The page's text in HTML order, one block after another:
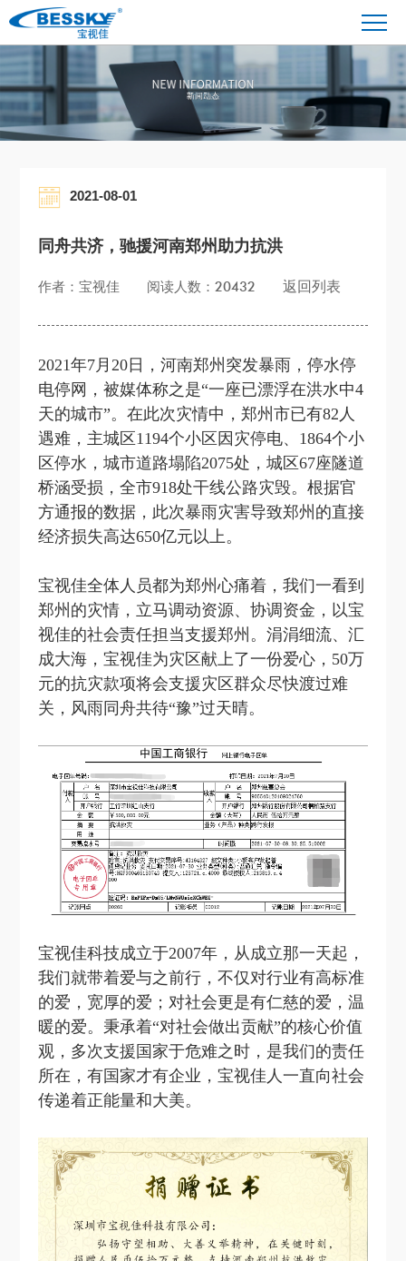
2021-08-01
同舟共济，驰援河南郑州助力抗洪
作者：宝视佳 阅读人数：20432 返回列表
2021年7月20日，河南郑州突发暴雨，停水停
电停网，被媒体称之是“一座已漂浮在洪水中4
天的城市”。在此次灾情中，郑州市已有82人
遇难，主城区1194个小区因灾停电、1864个小
区停水，城市道路塌陷2075处，城区67座隧道
桥涵受损，全市918处干线公路灾毁。根据官
方通报的数据，此次暴雨灾害导致郑州的直接
经济损失高达650亿元以上。
宝视佳全体人员都为郑州心痛着，我们一看到
郑州的灾情，立马调动资源、协调资金，以宝
视佳的社会责任担当支援郑州。涓涓细流、汇
成大海，宝视佳为灾区献上了一份爱心，50万
元的抗灾款项将会支援灾区群众尽快渡过难
关，风雨同舟共待“豫”过天晴。
宝视佳科技成立于2007年，从成立那一天起，
我们就带着爱与之前行，不仅对行业有高标准
的爱，宽厚的爱；对社会更是有仁慈的爱，温
暖的爱。秉承着“对社会做出贡献”的核心价值
观，多次支援国家于危难之时，是我们的责任
所在，有国家才有企业，宝视佳人一直向社会
传递着正能量和大美。